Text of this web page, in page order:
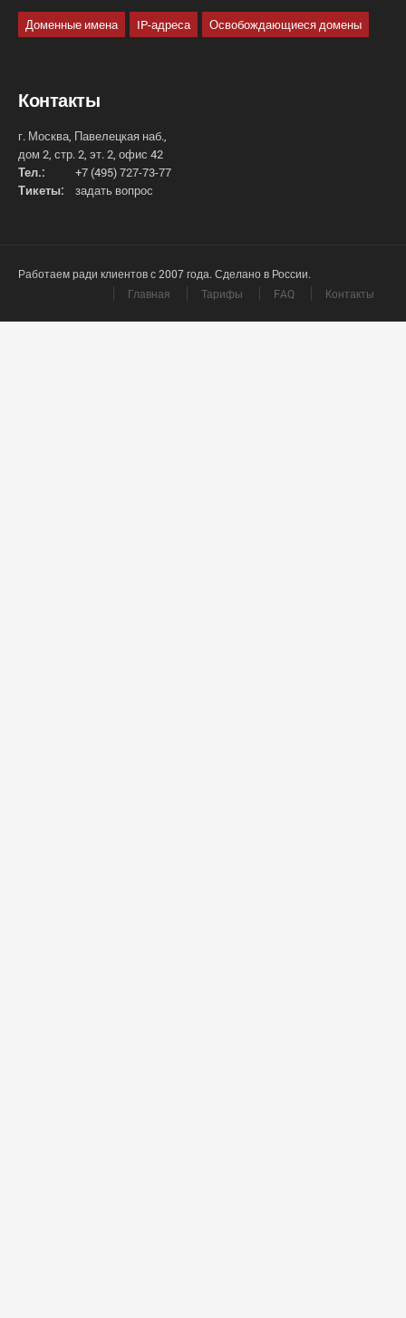
Доменные имена IP-адреса Освобождающиеся домены
Контакты
г. Москва, Павелецкая наб.,
дом 2, стр. 2, эт. 2, офис 42
Тел.:
+7 (495) 727-73-77
Тикеты:
задать вопрос
Работаем ради клиентов с 2007 года. Сделано в России.
Главная
Тарифы FAQ Контакты